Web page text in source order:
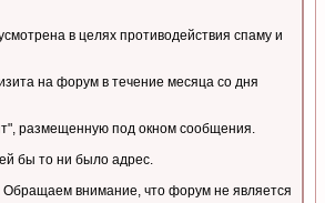
в целях противодействия спаму и
на форум в течение месяца со дня
размещенную под окном сообщения.
бы то ни было адрес.
Обращаем внимание, что форум не является